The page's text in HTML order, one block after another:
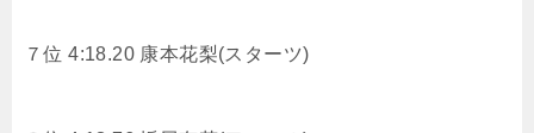
７位 4:18.20 康本花梨(スターツ)